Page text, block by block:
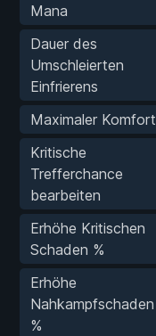
Mana
Dauer des
Umschleierten
Einfrierens
Maximaler Komfort
Kritische
Trefferchance
bearbeiten
Erhöhe Kritischen
Schaden %
Erhöhe
Nahkampfschaden
%